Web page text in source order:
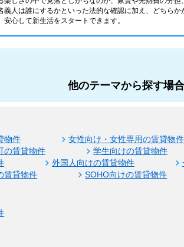
義人は誰にするかといった法的な確認に加え、どちら
安心して新生活をスタートできます。
他のテーマから探す場
物件 女性向け・女性専用の賃貸物件
の賃貸物件
学生向けの賃貸物件
外国人向けの賃貸物件
賃貸物件
SOHO向けの賃貸物件